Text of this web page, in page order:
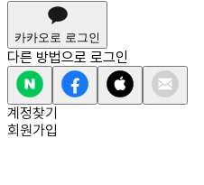
카카오로 로그인
다른 방법으로 로그인
계정찾기
회원가입